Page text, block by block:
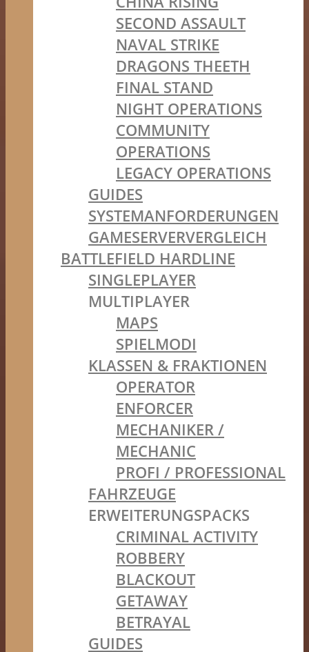
SECOND ASSAULT
NAVAL STRIKE
DRAGONS THEETH
FINAL STAND
NIGHT OPERATIONS
COMMUNITY
OPERATIONS
LEGACY OPERATIONS
GUIDES
SYSTEMANFORDERUNGEN
GAMESERVERVERGLEICH
BATTLEFIELD HARDLINE
SINGLEPLAYER
MULTIPLAYER
MAPS
SPIELMODI
KLASSEN & FRAKTIONEN
OPERATOR
ENFORCER
MECHANIKER /
MECHANIC
PROFI / PROFESSIONAL
FAHRZEUGE
ERWEITERUNGSPACKS
CRIMINAL ACTIVITY
ROBBERY
BLACKOUT
GETAWAY
BETRAYAL
GUIDES